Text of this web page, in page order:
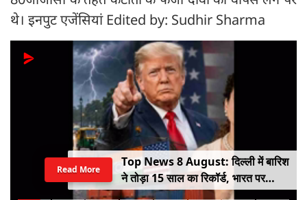
थे। इनपुट एजेंसियां Edited by: Sudhir Sharma
Top News 8 August: दिल्ली में बारिश
ने तोड़ा 15 साल का रिकॉर्ड, भारत पर
100% टैरिफ का खतरा; Gen Z पर कंगना
Read More